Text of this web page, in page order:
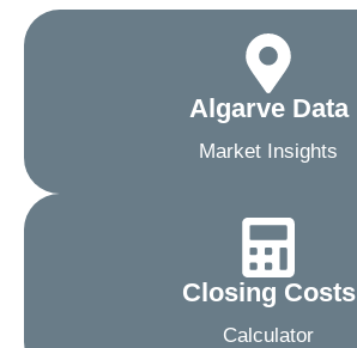
Algarve Data
Market Insights
Closing Costs
Calculator